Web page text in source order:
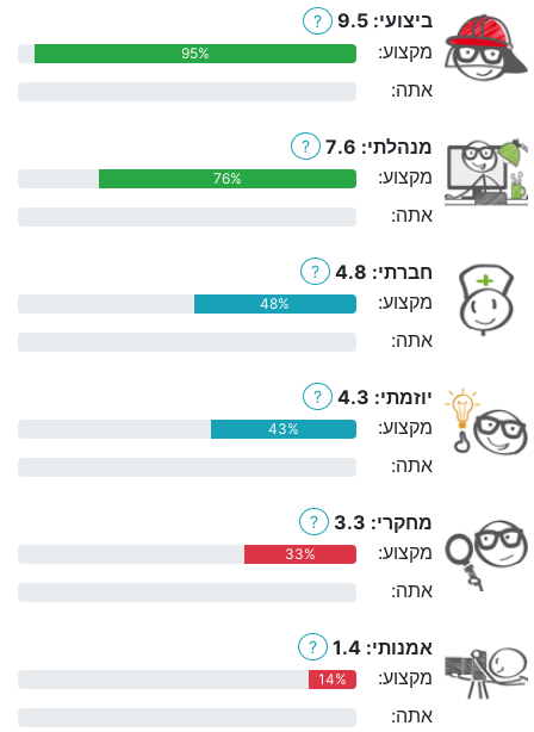
ביצועי: 9.5 ?
מקצוע: 95%
אתה:
מנהלתי: 7.6 ?
מקצוע: 76%
אתה:
חברתי: 4.8 ?
מקצוע: 48%
אתה:
יוזמתי: 4.3 ?
מקצוע: 43%
אתה:
מחקרי: 3.3 ?
מקצוע: 33%
אתה:
אמנותי: 1.4 ?
מקצוע: 14%
אתה: